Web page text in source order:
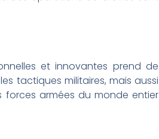
et innovantes prend de
tactiques militaires, mais aussi
forces armées du monde entier